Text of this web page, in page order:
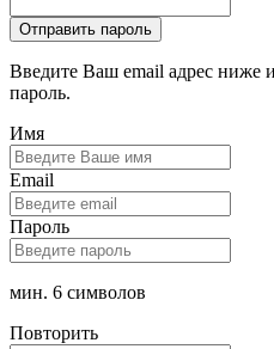
Введите Ваш email адрес
пароль.
Имя
Email
Пароль
мин. 6 символов
Повторить